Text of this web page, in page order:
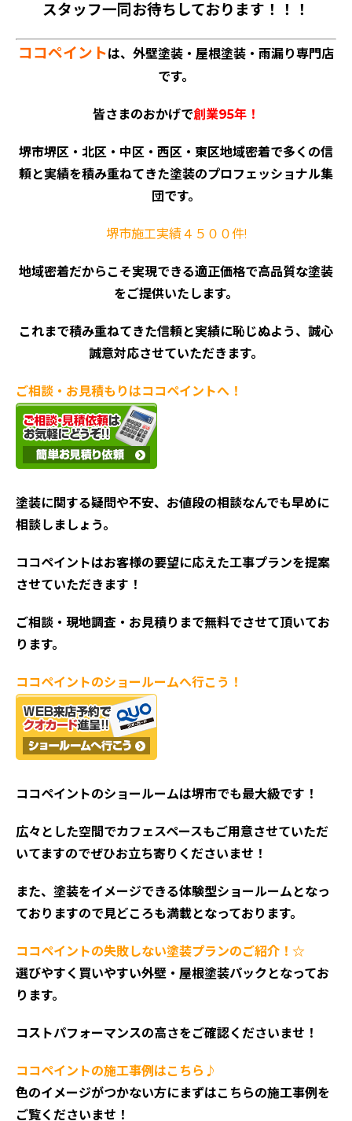
スタッフ一同お待ちしております！！！
ココペイントは、外壁塗装・屋根塗装・雨漏り専門店
です。
皆さまのおかげで創業95年！
堺市堺区・北区・中区・西区・東区地域密着で多くの信
頼と実績を積み重ねてきた塗装のプロフェッショナル集
団です。
堺市施工実績４５００件!
地域密着だからこそ実現できる適正価格で高品質な塗装
をご提供いたします。
これまで積み重ねてきた信頼と実績に恥じぬよう、誠心
誠意対応させていただきます。
ご相談・お見積もりはココペイントへ！
塗装に関する疑問や不安、お値段の相談なんでも早めに
相談しましょう。
ココペイントはお客様の要望に応えた工事プランを提案
させていただきます！
ご相談・現地調査・お見積りまで無料でさせて頂いてお
ります。
ココペイントのショールームへ行こう！
ココペイントのショールームは堺市でも最大級です！
広々とした空間でカフェスペースもご用意させていただ
いてますのでぜひお立ち寄りくださいませ！
また、塗装をイメージできる体験型ショールームとなっ
ておりますので見どころも満載となっております。
ココペイントの失敗しない塗装プランのご紹介！☆
選びやすく買いやすい外壁・屋根塗装パックとなってお
ります。
コストパフォーマンスの高さをご確認くださいませ！
ココペイントの施工事例はこちら♪
色のイメージがつかない方にまずはこちらの施工事例を
ご覧くださいませ！